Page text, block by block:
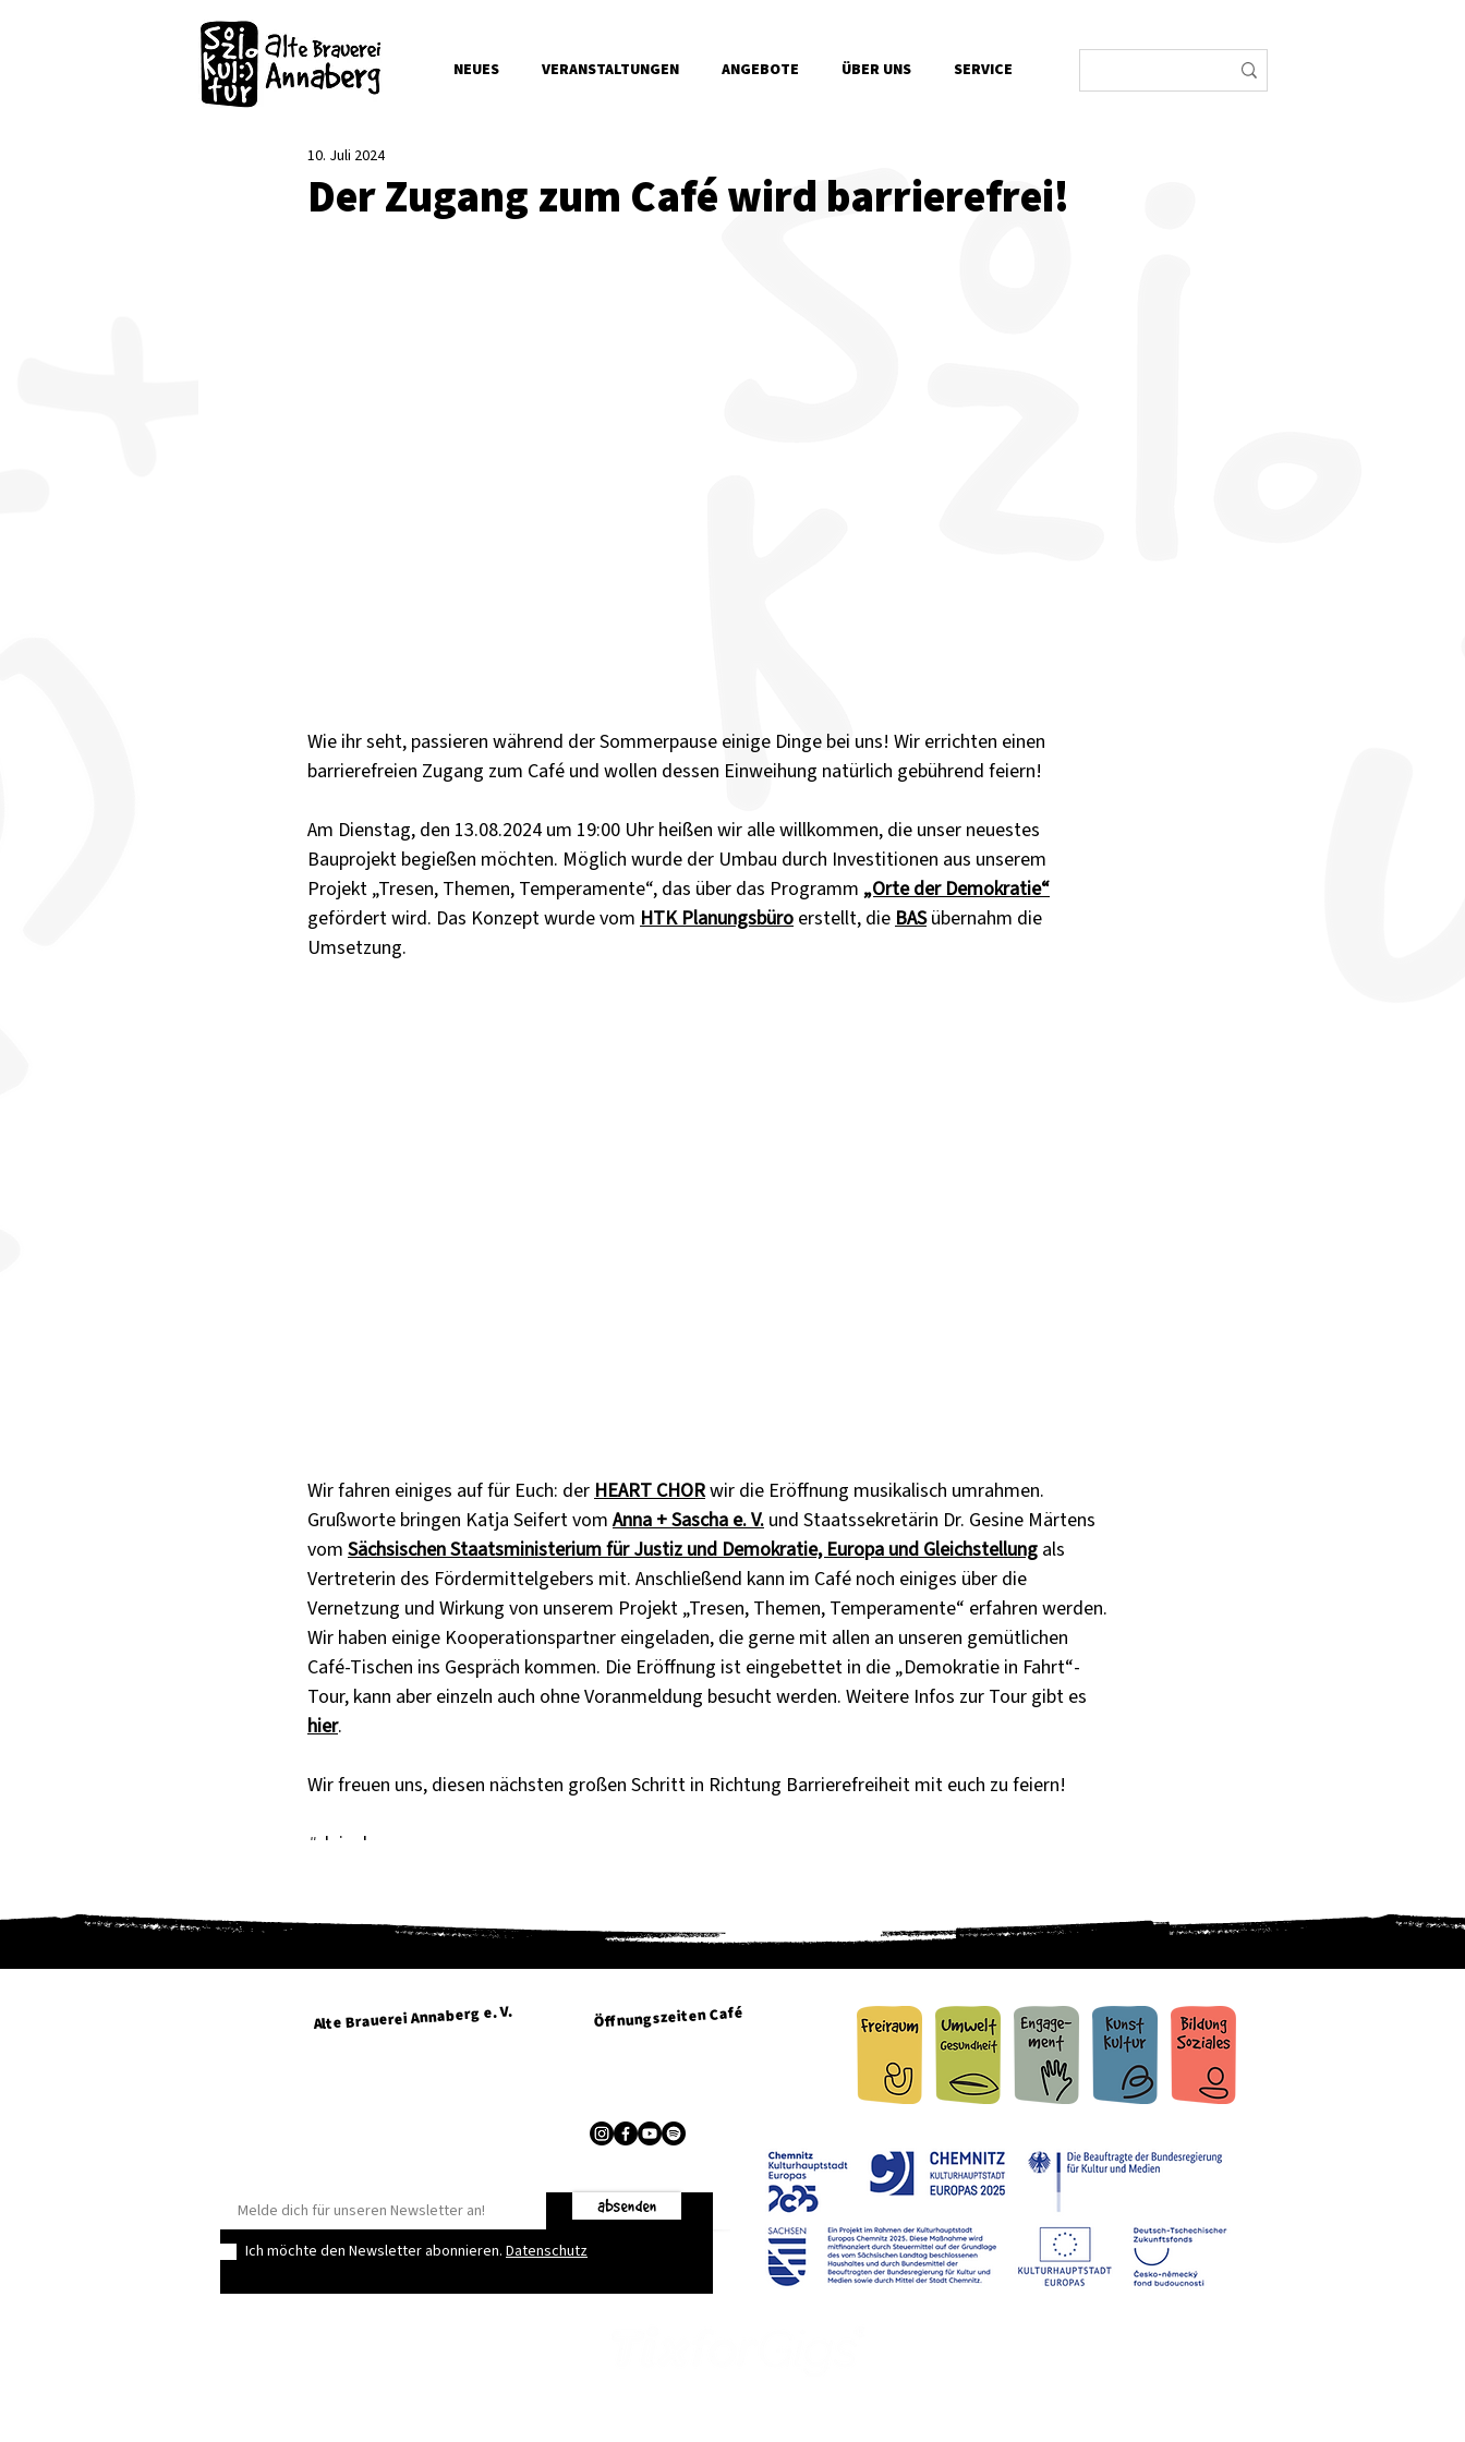
NEUES VERANSTALTUNGEN ANGEBOTE ÜBER UNS SERVICE
Der Zugang zum Café wird barrierefrei!
10. Juli 2024
Wie ihr seht, passieren während der Sommerpause einige Dinge bei uns! Wir errichten einen
barrierefreien Zugang zum Café und wollen dessen Einweihung natürlich gebührend feiern!
Am Dienstag, den 13.08.2024 um 19:00 Uhr heißen wir alle willkommen, die unser neuestes
Bauprojekt begießen möchten. Möglich wurde der Umbau durch Investitionen aus unserem
Projekt „Tresen, Themen, Temperamente“, das über das Programm „Orte der Demokratie“
gefördert wird. Das Konzept wurde vom HTK Planungsbüro erstellt, die BAS übernahm die
Umsetzung.
Wir fahren einiges auf für Euch: der HEART CHOR wir die Eröffnung musikalisch umrahmen.
Grußworte bringen Katja Seifert vom Anna + Sascha e. V. und Staatssekretärin Dr. Gesine Märtens
vom Sächsischen Staatsministerium für Justiz und Demokratie, Europa und Gleichstellung als
Vertreterin des Fördermittelgebers mit. Anschließend kann im Café noch einiges über die
Vernetzung und Wirkung von unserem Projekt „Tresen, Themen, Temperamente“ erfahren werden.
Wir haben einige Kooperationspartner eingeladen, die gerne mit allen an unseren gemütlichen
Café-Tischen ins Gespräch kommen. Die Eröffnung ist eingebettet in die „Demokratie in Fahrt“-
Tour, kann aber einzeln auch ohne Voranmeldung besucht werden. Weitere Infos zur Tour gibt es
hier.
Wir freuen uns, diesen nächsten großen Schritt in Richtung Barrierefreiheit mit euch zu feiern!
#deinebraue
Alte Brauerei Annaberg e. V. Öffnungszeiten Café
absenden
Ich möchte den Newsletter abonnieren. Datenschutz